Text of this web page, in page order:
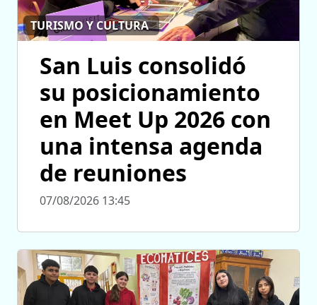
TURISMO Y CULTURA
San Luis consolidó
su posicionamiento
en Meet Up 2026 con
una intensa agenda
de reuniones
07/08/2026 13:45